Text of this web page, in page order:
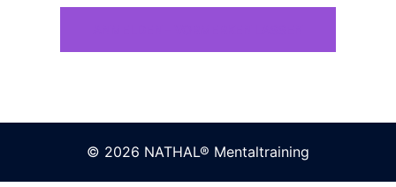
© 2026 NATHAL® Mentaltraining